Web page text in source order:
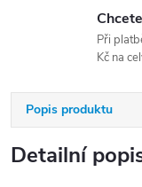
Při
Kč na
Popis produktu
Detailní